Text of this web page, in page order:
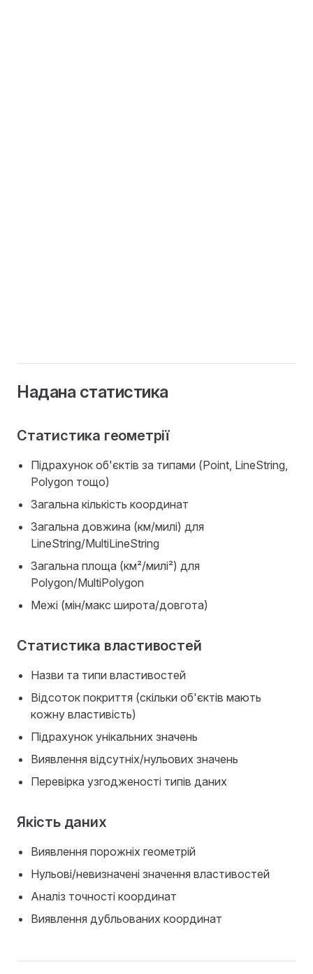
Надана статистика
Статистика геометрії
Підрахунок об'єктів за типами (Point, LineString,
Polygon тощо)
Загальна кількість координат
Загальна довжина (км/милі) для
LineString/MultiLineString
Загальна площа (км²/милі²) для
Polygon/MultiPolygon
Межі (мін/макс широта/довгота)
Статистика властивостей
Назви та типи властивостей
Відсоток покриття (скільки об'єктів мають
кожну властивість)
Підрахунок унікальних значень
Виявлення відсутніх/нульових значень
Перевірка узгодженості типів даних
Якість даних
Виявлення порожніх геометрій
Нульові/невизначені значення властивостей
Аналіз точності координат
Виявлення дубльованих координат